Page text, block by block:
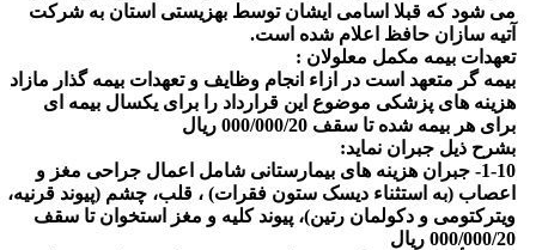
می شود که قبلا اسامی ایشان توسط بهزیستی استان به شرکت
آتیه سازان حافظ اعلام شده است.
تعهدات بیمه مکمل معلولان :
بیمه گر متعهد است در ازاء انجام وظایف و تعهدات بیمه گذار مازاد
هزینه های پزشکی موضوع این قرارداد را برای یکسال بیمه ای
برای هر بیمه شده تا سقف 000/000/20 ریال
بشرح ذیل جبران نماید:
1-10- جبران هزینه های بیمارستانی شامل اعمال جراحی مغز و
اعصاب (به استثناء دیسک ستون فقرات) ، قلب، چشم (پیوند قرنیه،
ویترکتومی و دکولمان رتین)، پیوند کلیه و مغز استخوان تا سقف
000/000/20 ریال